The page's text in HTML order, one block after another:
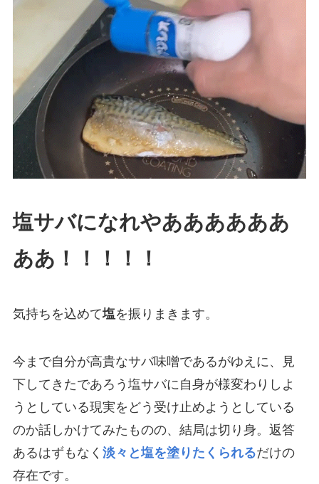
塩サバになれやああああああ
ああ！！！！！
気持ちを込めて塩を振りまきます。
今まで自分が高貴なサバ味噌であるがゆえに、見
下してきたであろう塩サバに自身が様変わりしよ
うとしている現実をどう受け止めようとしている
のか話しかけてみたものの、結局は切り身。返答
あるはずもなく 淡々と塩を塗りたくられるだけの
存在です。